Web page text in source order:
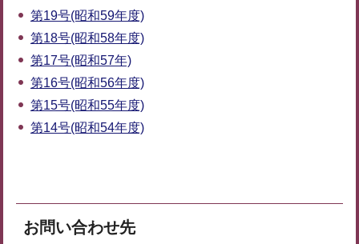
第19号(昭和59年度)
第18号(昭和58年度)
第17号(昭和57年)
第16号(昭和56年度)
第15号(昭和55年度)
第14号(昭和54年度)
お問い合わせ先